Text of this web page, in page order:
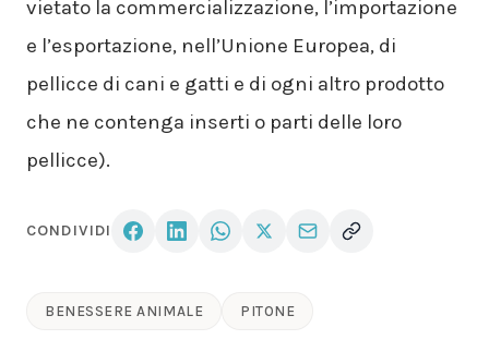
vietato la commercializzazione, l’importazione
e l’esportazione, nell’Unione Europea, di
pellicce di cani e gatti e di ogni altro prodotto
che ne contenga inserti o parti delle loro
pellicce).
CONDIVIDI
BENESSERE ANIMALE PITONE